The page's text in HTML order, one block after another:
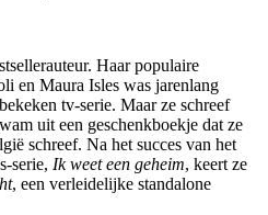
Haar populaire
en Maura Isles was jarenlang
tv-serie. Maar ze schreef
uit een geschenkboekje dat ze
schreef. Na het succes van het
serie, Ik weet een geheim, keert ze
, een verleidelijke standalone